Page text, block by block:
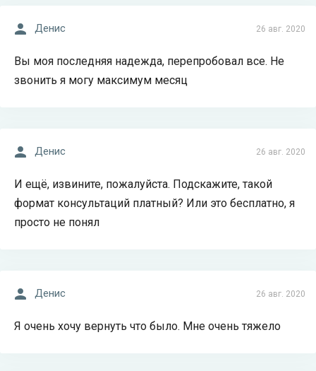
26 авг. 2020
Денис
Вы моя последняя надежда, перепробовал все. Не
звонить я могу максимум месяц
26 авг. 2020
Денис
И ещё, извините, пожалуйста. Подскажите, такой
формат консультаций платный? Или это бесплатно, я
просто не понял
26 авг. 2020
Денис
Я очень хочу вернуть что было. Мне очень тяжело